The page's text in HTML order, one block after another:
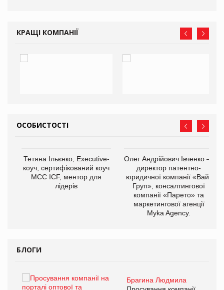
КРАЩІ КОМПАНІЇ
ОСОБИСТОСТІ
Тетяна Ільєнко, Executive-
коуч, сертифікований коуч
МСС ICF, ментор для
лідерів
Олег Андрійович Івченко —
директор патентно-
юридичної компанії «Вайз
Груп», консалтингової
компанії «Парето» та
маркетингової агенції
Myka Agency.
БЛОГИ
Брагина Людмила